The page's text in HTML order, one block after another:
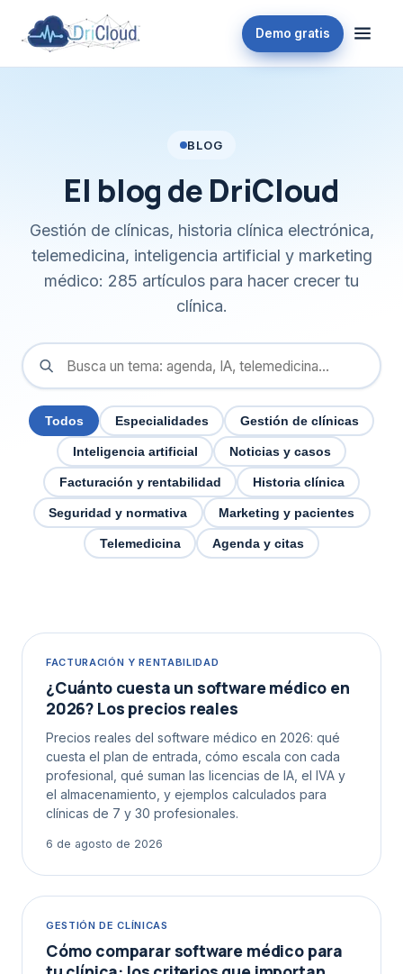
Demo gratis
BLOG
El blog de DriCloud
Gestión de clínicas, historia clínica electrónica,
telemedicina, inteligencia artificial y marketing
médico: 285 artículos para hacer crecer tu
clínica.
Todos Especialidades Gestión de clínicas
Inteligencia artificial Noticias y casos
Facturación y rentabilidad Historia clínica
Seguridad y normativa Marketing y pacientes
Telemedicina Agenda y citas
FACTURACIÓN Y RENTABILIDAD
¿Cuánto cuesta un software médico en
2026? Los precios reales
Precios reales del software médico en 2026: qué
cuesta el plan de entrada, cómo escala con cada
profesional, qué suman las licencias de IA, el IVA y
el almacenamiento, y ejemplos calculados para
clínicas de 7 y 30 profesionales.
6 de agosto de 2026
GESTIÓN DE CLÍNICAS
Cómo comparar software médico para